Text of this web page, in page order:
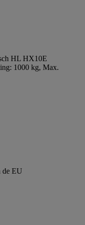
HL HX10E
1000 kg, Max.
de EU